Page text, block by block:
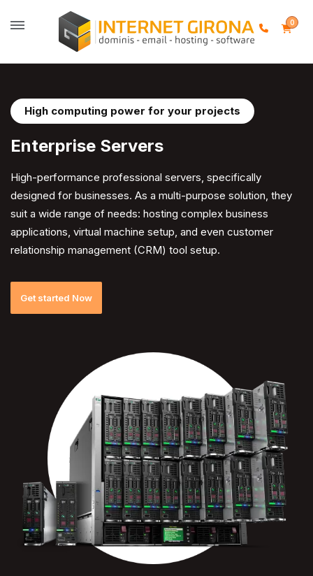
0
Enterprise Servers
High computing power for your projects
High-performance professional servers, specifically
designed for businesses. As a multi-purpose solution, they
suit a wide range of needs: hosting complex business
applications, virtual machine setup, and even customer
relationship management (CRM) tool setup.
Get started Now